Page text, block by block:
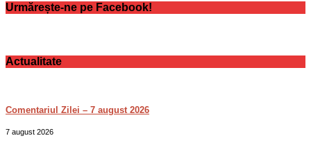
Urmărește-ne pe Facebook!
Actualitate
Comentariul Zilei – 7 august 2026
7 august 2026